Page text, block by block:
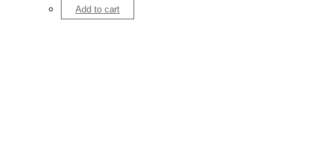
Add to cart